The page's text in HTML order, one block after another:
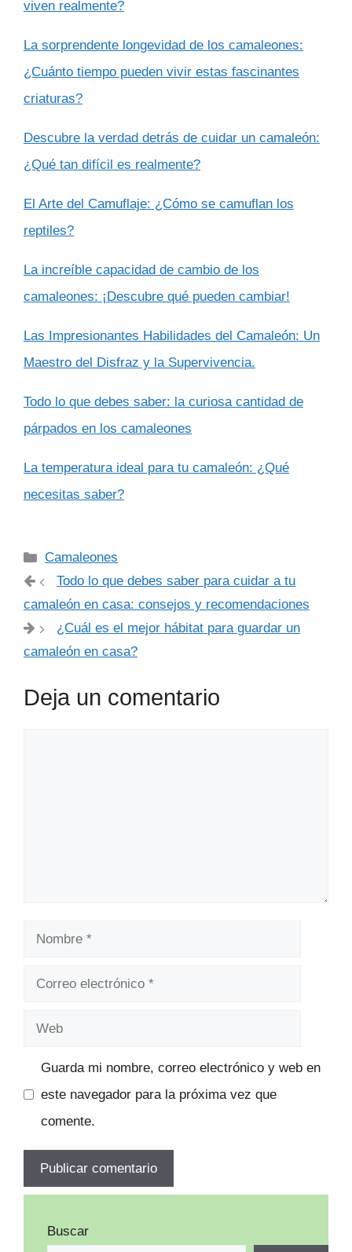
viven realmente?
La sorprendente longevidad de los camaleones:
¿Cuánto tiempo pueden vivir estas fascinantes
criaturas?
Descubre la verdad detrás de cuidar un camaleón:
¿Qué tan difícil es realmente?
El Arte del Camuflaje: ¿Cómo se camuflan los
reptiles?
La increíble capacidad de cambio de los
camaleones: ¡Descubre qué pueden cambiar!
Las Impresionantes Habilidades del Camaleón: Un
Maestro del Disfraz y la Supervivencia.
Todo lo que debes saber: la curiosa cantidad de
párpados en los camaleones
La temperatura ideal para tu camaleón: ¿Qué
necesitas saber?
Categorías
Camaleones
Todo lo que debes saber para cuidar a tu
camaleón en casa: consejos y recomendaciones
¿Cuál es el mejor hábitat para guardar un
camaleón en casa?
Deja un comentario
Nombre
Correo
Web
Guarda mi nombre, correo electrónico y web en
este navegador para la próxima vez que
comente.
Buscar